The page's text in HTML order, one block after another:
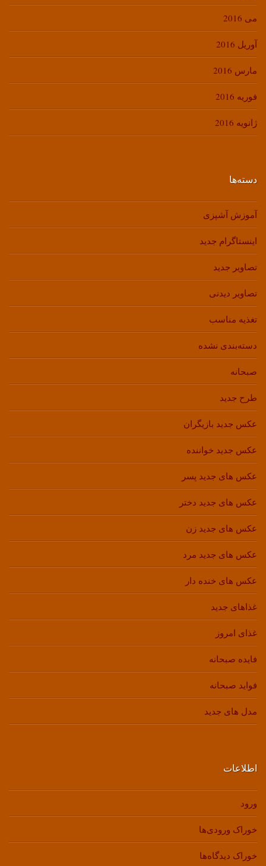
می 2016
آوریل 2016
مارس 2016
فوریه 2016
ژانویه 2016
دسته‌ها
آموزش آشپزی
اینستاگرام جدید
تصاویر جدید
تصاویر دیدنی
تغذیه مناسب
دسته‌بندی نشده
صبحانه
طرح جدید
عکس جدید بازیگران
عکس جدید خواننده
عکس های جدید پسر
عکس های جدید دختر
عکس های جدید زن
عکس های جدید مرد
عکس های خنده دار
غذاهای جدید
غذای امروز
فایده صبحانه
فواید صبحانه
مدل های جدید
اطلاعات
ورود
خوراک ورودی‌ها
خوراک دیدگاه‌ها